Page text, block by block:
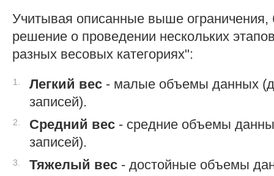
Учитывая описанные выше ограничения,
решение о проведении нескольких
разных весовых категориях":
Легкий вес - малые объемы данных
записей).
Средний вес - средние объемы
записей).
Тяжелый вес - достойные объемы